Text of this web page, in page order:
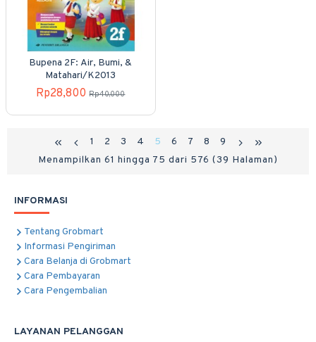
Bupena 2F: Air, Bumi, &
Matahari/K2013
Rp28,800 Rp40,000
1 2 3 4 5 6 7 8
9
Menampilkan 61 hingga 75 dari 576 (39 Halaman)
INFORMASI
Tentang Grobmart
Informasi Pengiriman
Cara Belanja di Grobmart
Cara Pembayaran
Cara Pengembalian
LAYANAN PELANGGAN